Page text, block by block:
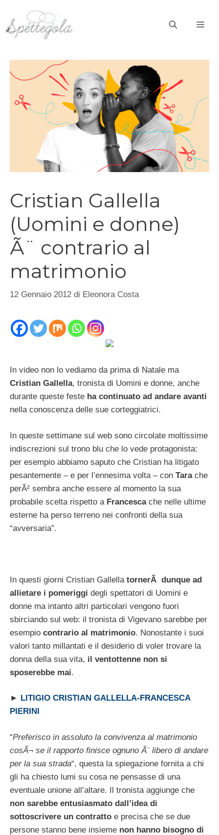
contenuto
Cristian Gallella
(Uomini e donne)
Ã¨ contrario al
matrimonio
12 Gennaio 2012 di Eleonora Costa
In video non lo vediamo da prima di Natale ma
Cristian Gallella, tronista di Uomini e donne, anche
durante queste feste ha continuato ad andare avanti
nella conoscenza delle sue corteggiatrici.
In queste settimane sul web sono circolate moltissime
indiscrezioni sul trono blu che lo vede protagonista:
per esempio abbiamo saputo che Cristian ha litigato
pesantemente – e per l’ennesima volta – con Tarache
perÃ² sembra anche essere al momento la sua
probabile scelta rispetto a Francescache nelle ultime
esterne ha perso terreno nei confronti della sua
“avversaria”.
In questi giorni Cristian Gallella tornerÃ dunque ad
allietare i pomeriggi degli spettatori di Uomini e
donne ma intanto altri particolari vengono fuori
sbirciando sul web: il tronista di Vigevano sarebbe per
esempio contrario al matrimonio. Nonostante i suoi
valori tanto millantati e il desiderio di voler trovare la
donna della sua vita, il ventottenne non si
sposerebbe mai.
►
LITIGIO CRISTIAN GALLELLA-FRANCESCA
PIERINI
“Preferisco in assoluto la convivenza al matrimonio
cosÃ¬ se il rapporto finisce ognuno Ã¨ libero di andare
per la sua strada“, questa la spiegazione fornita a chi
gli ha chiesto lumi su cosa ne pensasse di una
eventuale unione all’altare. Il tronista aggiunge che
non sarebbe entusiasmato dall’idea di
sottoscrivere un contratto e precisa che se due
persone stanno bene insieme non hanno bisogno di